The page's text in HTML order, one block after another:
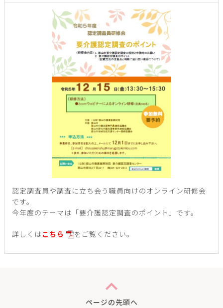
認定調査員や調査に立ち会う職員向けのオンライン研修会
です。
今年度のテーマは「要介護認定調査のポイント」です。
詳しくはこちら をご覧ください。
expand_less
ページの先頭へ